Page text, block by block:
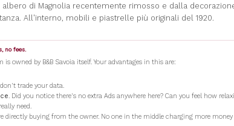
albero di Magnolia recentemente rimosso e dalla
All'interno, mobili e piastrelle più originali del 1920.
no fees.
is owned by B&B Savoia itself. Your advantages in this are:
trade your data.
. Did you notice there's no extra Ads anywhere here? Can you feel how
need.
directly buying from the owner. No one in the middle charging more